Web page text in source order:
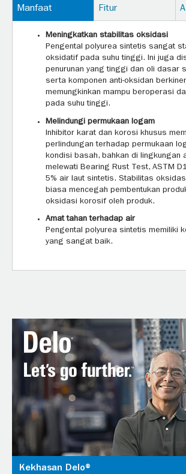
Manfaat Fitur
Meningkatkan stabilitas oksidasi
Pengental polyurea sintetis sangat
oksidatif pada suhu tinggi. Ini juga
penurunan yang tinggi dan oli dasar
serta komponen anti-oksidan
memungkinkan mampu beroperasi
pada suhu tinggi.
Melindungi permukaan logam
Inhibitor karat dan korosi khusus
perlindungan terhadap permukaan
kondisi basah, bahkan di lingkungan
melewati Bearing Rust Test, ASTM
5% air laut sintetis. Stabilitas
biasa mencegah pembentukan
oksidasi korosif oleh produk.
Amat tahan terhadap air
Pengental polyurea sintetis memiliki
yang sangat baik.
Kekhasan Delo®